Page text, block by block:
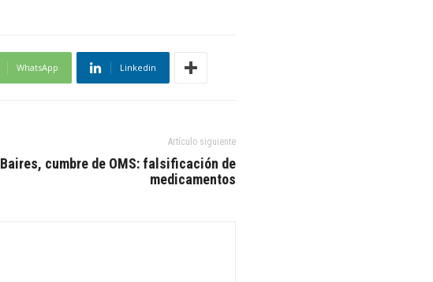
WhatsApp Linkedin
Artículo siguiente
Baires, cumbre de OMS: falsificación de
medicamentos